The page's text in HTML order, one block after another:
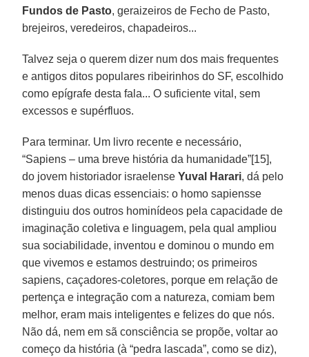
Fundos de Pasto, geraizeiros de Fecho de Pasto,
brejeiros, veredeiros, chapadeiros...
Talvez seja o querem dizer num dos mais frequentes
e antigos ditos populares ribeirinhos do SF, escolhido
como epígrafe desta fala... O suficiente vital, sem
excessos e supérfluos.
Para terminar. Um livro recente e necessário,
“Sapiens – uma breve história da humanidade”[15],
do jovem historiador israelenseYuval Harari, dá pelo
menos duas dicas essenciais: o homo sapiensse
distinguiu dos outros hominídeos pela capacidade de
imaginação coletiva e linguagem, pela qual ampliou
sua sociabilidade, inventou e dominou o mundo em
que vivemos e estamos destruindo; os primeiros
sapiens, caçadores-coletores, porque em relação de
pertença e integração com a natureza, comiam bem
melhor, eram mais inteligentes e felizes do que nós.
Não dá, nem em sã consciência se propõe, voltar ao
começo da história (à “pedra lascada”, como se diz),